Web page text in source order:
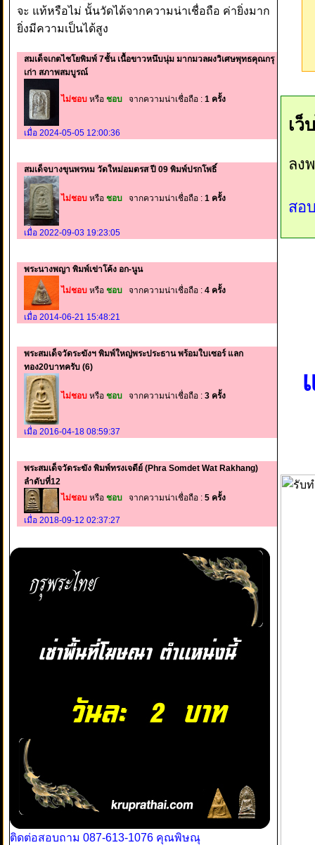
จะ แท้หรือไม่ นั้นวัดได้จากความน่าเชื่อถือ ค่ายิ่งมาก
ยิ่งมีความเป็นได้สูง
สมเด็จเกตไชโยพิมพ์ 7ชั้น เนื้อขาวหนึบนุ่ม มากมวลผงวิเศษพุทธคุณกรุ
เก่า สภาพสมบูรณ์
ไม่ชอบ หรือ ชอบ จากความน่าเชื่อถือ : 1 ครั้ง
เมื่อ 2024-05-05 12:00:36
สมเด็จบางขุนพรหม วัดใหม่อมตรส ปี 09 พิมพ์ปรกโพธิ์
ไม่ชอบ หรือ ชอบ จากความน่าเชื่อถือ : 1 ครั้ง
เมื่อ 2022-09-03 19:23:05
พระนางพญา พิมพ์เข่าโค้ง อก-นูน
ไม่ชอบ หรือ ชอบ จากความน่าเชื่อถือ : 4 ครั้ง
เมื่อ 2014-06-21 15:48:21
พระสมเด็จวัดระฆังฯ พิมพ์ใหญ่พระประธาน พร้อมใบเซอร์ แลก
ทอง20บาทครับ (6)
ไม่ชอบ หรือ ชอบ จากความน่าเชื่อถือ : 3 ครั้ง
เมื่อ 2016-04-18 08:59:37
พระสมเด็จวัดระฆัง พิมพ์ทรงเจดีย์ (Phra Somdet Wat Rakhang)
ลำดับที่12
ไม่ชอบ หรือ ชอบ จากความน่าเชื่อถือ : 5 ครั้ง
เมื่อ 2018-09-12 02:37:27
ติดต่อสอบถาม 087-613-1076 คุณพิษณุ
เว็
ลง
สอ